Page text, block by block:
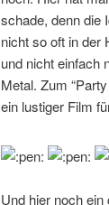
schade, denn die
nicht so oft in der
und nicht einfach
Metal. Zum
ein lustiger Film
Und hier noch